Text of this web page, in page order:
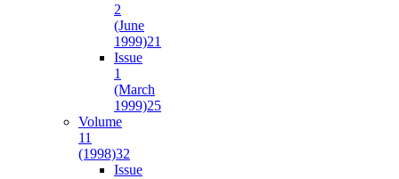
2
(June
1999)21
Issue
1
(March
1999)25
Volume
11
(1998)32
Issue